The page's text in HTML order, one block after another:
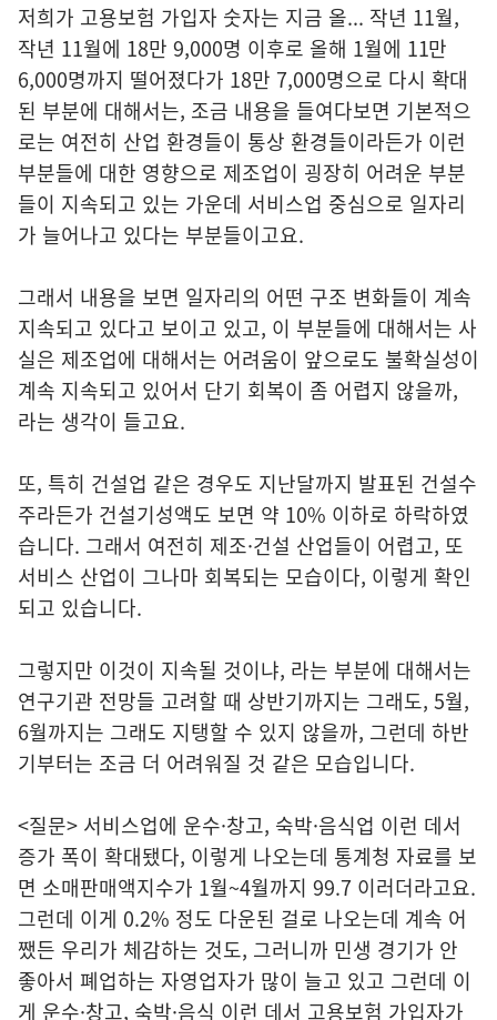
저희가 고용보험 가입자 숫자는 지금 올... 작년 11월,
작년 11월에 18만 9,000명 이후로 올해 1월에 11만
6,000명까지 떨어졌다가 18만 7,000명으로 다시 확대
된 부분에 대해서는, 조금 내용을 들여다보면 기본적으
로는 여전히 산업 환경들이 통상 환경들이라든가 이런
부분들에 대한 영향으로 제조업이 굉장히 어려운 부분
들이 지속되고 있는 가운데 서비스업 중심으로 일자리
가 늘어나고 있다는 부분들이고요.
그래서 내용을 보면 일자리의 어떤 구조 변화들이 계속
지속되고 있다고 보이고 있고, 이 부분들에 대해서는 사
실은 제조업에 대해서는 어려움이 앞으로도 불확실성이
계속 지속되고 있어서 단기 회복이 좀 어렵지 않을까,
라는 생각이 들고요.
또, 특히 건설업 같은 경우도 지난달까지 발표된 건설수
주라든가 건설기성액도 보면 약 10% 이하로 하락하였
습니다. 그래서 여전히 제조·건설 산업들이 어렵고, 또
서비스 산업이 그나마 회복되는 모습이다, 이렇게 확인
되고 있습니다.
그렇지만 이것이 지속될 것이냐, 라는 부분에 대해서는
연구기관 전망들 고려할 때 상반기까지는 그래도, 5월,
6월까지는 그래도 지탱할 수 있지 않을까, 그런데 하반
기부터는 조금 더 어려워질 것 같은 모습입니다.
<질문> 서비스업에 운수·창고, 숙박·음식업 이런 데서
증가 폭이 확대됐다, 이렇게 나오는데 통계청 자료를 보
면 소매판매액지수가 1월~4월까지 99.7 이러더라고요.
그런데 이게 0.2% 정도 다운된 걸로 나오는데 계속 어
쨌든 우리가 체감하는 것도, 그러니까 민생 경기가 안
좋아서 폐업하는 자영업자가 많이 늘고 있고 그런데 이
게 운수·창고, 숙박·음식 이런 데서 고용보험 가입자가